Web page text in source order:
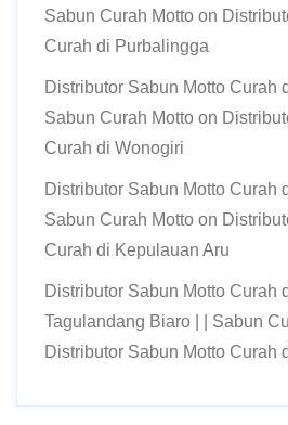
Sabun Curah Motto on
Curah di Purbalingga
Distributor Sabun Motto Curah
Sabun Curah Motto on
Curah di Wonogiri
Distributor Sabun Motto Curah
Sabun Curah Motto on
Curah di Kepulauan Aru
Distributor Sabun Motto Curah
Tagulandang Biaro | | Sabun
Distributor Sabun Motto Curah